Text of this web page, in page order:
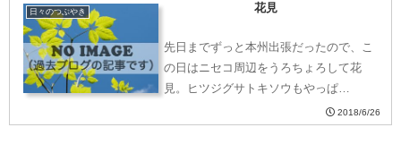
日々のつぶやき 花見
先日までずっと本州出張だったので、こ
の日はニセコ周辺をうろちょろして花
見。ヒツジグサトキソウもやっぱ…
2018/6/26